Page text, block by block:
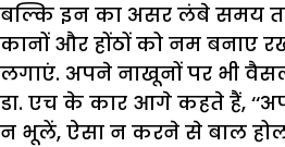
बल्कि इन का असर लंबे समय
कानों और होंठों को नम बनाए
लगाएं. अपने नाखूनों पर भी
डा. एच के कार आगे कहते हैं,
न भूलें, ऐसा न करने से बाल